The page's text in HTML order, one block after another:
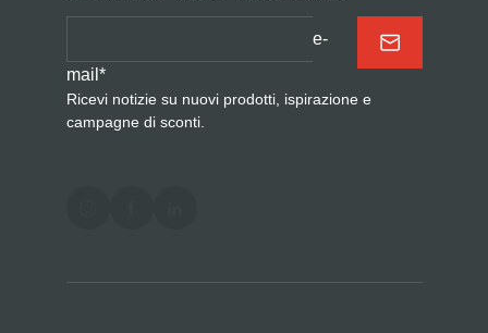
e-
mail *
Ricevi notizie su nuovi prodotti, ispirazione e
campagne di sconti.